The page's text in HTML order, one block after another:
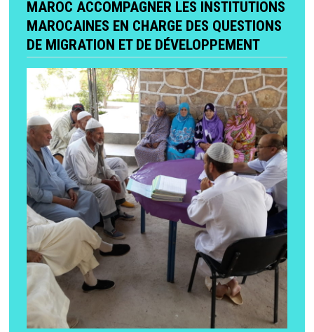
MAROC ACCOMPAGNER LES INSTITUTIONS
MAROCAINES EN CHARGE DES QUESTIONS
DE MIGRATION ET DE DÉVELOPPEMENT